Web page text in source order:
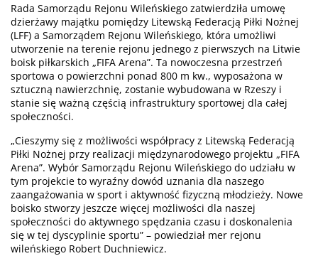
Rada Samorządu Rejonu Wileńskiego zatwierdziła umowę
dzierżawy majątku pomiędzy Litewską Federacją Piłki Nożnej
(LFF) a Samorządem Rejonu Wileńskiego, która umożliwi
utworzenie na terenie rejonu jednego z pierwszych na Litwie
boisk piłkarskich „FIFA Arena”. Ta nowoczesna przestrzeń
sportowa o powierzchni ponad 800 m kw., wyposażona w
sztuczną nawierzchnię, zostanie wybudowana w Rzeszy i
stanie się ważną częścią infrastruktury sportowej dla całej
społeczności.
„Cieszymy się z możliwości współpracy z Litewską Federacją
Piłki Nożnej przy realizacji międzynarodowego projektu „FIFA
Arena”. Wybór Samorządu Rejonu Wileńskiego do udziału w
tym projekcie to wyraźny dowód uznania dla naszego
zaangażowania w sport i aktywność fizyczną młodzieży. Nowe
boisko stworzy jeszcze więcej możliwości dla naszej
społeczności do aktywnego spędzania czasu i doskonalenia
się w tej dyscyplinie sportu” – powiedział mer rejonu
wileńskiego Robert Duchniewicz.